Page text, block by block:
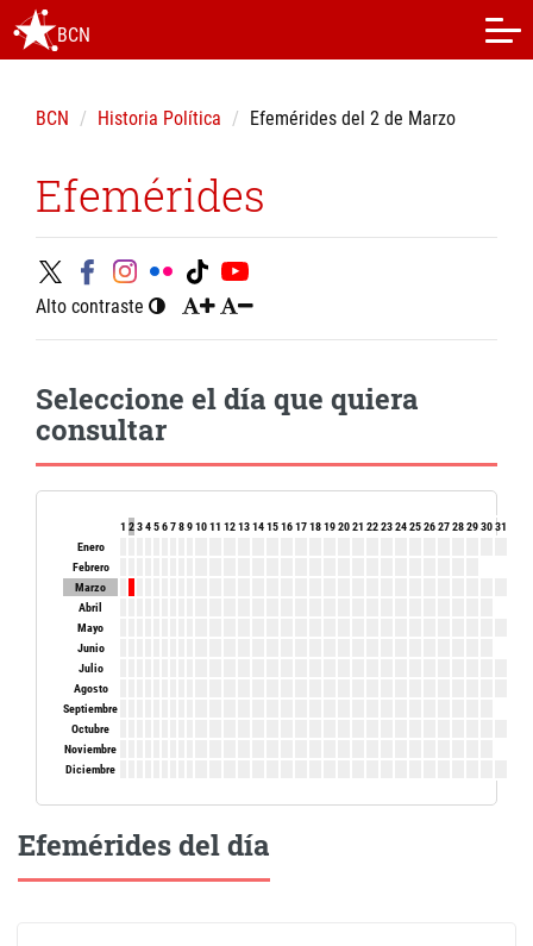
BCN
BCN Historia Política Efemérides del 2 de Marzo
Efemérides
Alto contraste
Seleccione el día que quiera
consultar
1 234567891011 12131415161718192021 22232425262728293031
Enero
Febrero
Marzo
Abril
Mayo
Junio
Julio
Agosto
Septiembre
Octubre
Noviembre
Diciembre
Efemérides del día